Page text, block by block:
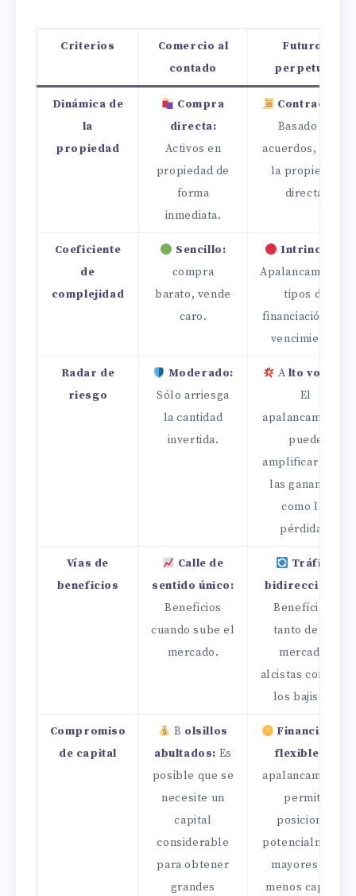
Criterios
Comercio al
contado
Futuros
perpetuos
Dinámica de
la
propiedad
Compra
directa:
Activos en
propiedad de
forma
inmediata.
Contractual:
Basado en
acuerdos, no en
la propiedad
directa.
Coeficiente
de
complejidad
Sencillo:
compra
barato, vende
caro.
Intrincado:
Apalancamiento,
tipos de
financiación, sin
vencimiento.
Radar de
riesgo
Moderado:
Sólo arriesga
la cantidad
invertida.
A lto voltaje:
El
apalancamiento
puede
amplificar tanto
las ganancias
como las
pérdidas.
Vías de
beneficios
Calle de
sentido único:
Beneficios
cuando sube el
mercado.
Tráfico
bidireccional:
Benefíciese
tanto de los
mercados
alcistas como de
los bajistas.
Compromiso
de capital
B olsillos
abultados: Es
posible que se
necesite un
capital
considerable
para obtener
grandes
Financiación
flexible:
apalancamiento
permite
posiciones
potencialmente
mayores con
menos capital.